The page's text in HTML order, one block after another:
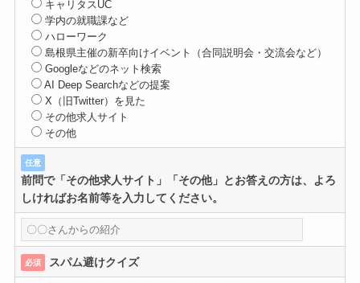
キャリタスUC
学内の就職課など
ハローワーク
島根県主催の新卒向けイベント（合同説明会・交流会など）
Googleなどのネット検索
AI Deep Searchなどの提案
X（旧Twitter）を見た
その他求人サイト
その他
任意
前問で「その他求人サイト」「その他」とお答えの方は、よろ
しければお名前等を入力してください。
必須 スパム避けクイズ